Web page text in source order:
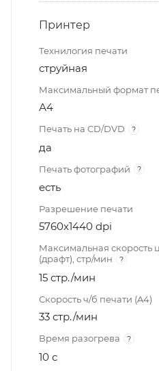
Принтер
Технилогия печати
струйная
Максимальный формат
А4
Печать на CD/DVD ?
да
Печать фотографий ?
есть
Разрешение печати
5760x1440 dpi
Максимальная скорость
(драфт), стр/мин
?
15 стр./мин
Скорость ч/б печати (A4)
33 стр./мин
Время разогрева ?
10 с